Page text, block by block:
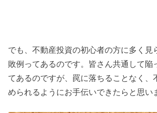
でも、不動産投資の初心者の方に多く見
敗例ってあるのです。皆さん共通して陥
てあるのですが、罠に落ちることなく、
められるようにお手伝いできたらと思い